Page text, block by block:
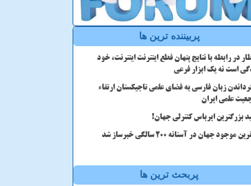
پربیننده ترین ها
در رابطه با نتایج پنهان قطع اینترنت اینترنت، خود
است نه یک ابزار فرعی
زبان فارسی به فضای علمی تاجیکستان ارتقاء
علمی ایران
بزرگترین ایرباس کنترلی جهان!
موجود جهان در آستانه ۲۰۰ سالگی خبرساز شد
پربحث ترین ها